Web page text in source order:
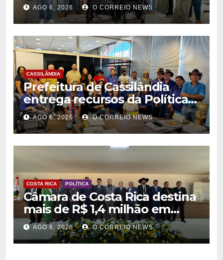
na rede municipal de saúde
AGO 6, 2026 O CORREIO NEWS
CASSILÂNDIA
Prefeitura de Cassilândia
entrega recursos da Política
Nacional Aldir Blanc a
agentes culturais
AGO 6, 2026 O CORREIO NEWS
COSTA RICA POLÍTICA
Câmara de Costa Rica destina
mais de R$ 1,4 milhão em
emendas para investimentos
em diversas áreas
AGO 6, 2026 O CORREIO NEWS